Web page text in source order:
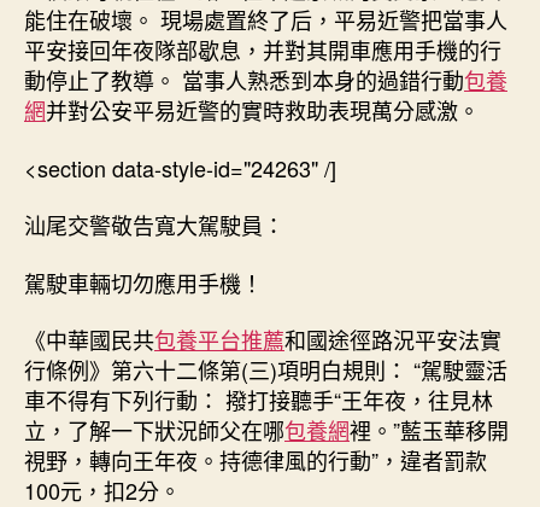
能住在破壞。 現場處置終了后，平易近警把當事人
平安接回年夜隊部歇息，并對其開車應用手機的行
動停止了教導。 當事人熟悉到本身的過錯行動包養
網并對公安平易近警的實時救助表現萬分感激。
<section data-style-id="24263" /]
汕尾交警敬告寬大駕駛員：
駕駛車輛切勿應用手機！
《中華國民共包養平台推薦和國途徑路況平安法實
行條例》第六十二條第(三)項明白規則： “駕駛靈活
車不得有下列行動： 撥打接聽手“王年夜，往見林
立，了解一下狀況師父在哪包養網裡。”藍玉華移開
視野，轉向王年夜。持德律風的行動”，違者罰款
100元，扣2分。